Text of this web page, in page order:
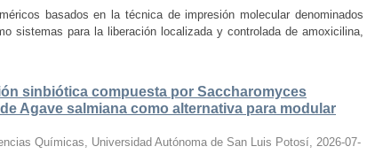
basados en la técnica de impresión molecular denominados
sistemas para la liberación localizada y controlada de amoxicilina,
sinbiótica compuesta por Saccharomyces
Agave salmiana como alternativa para modular
Químicas, Universidad Autónoma de San Luis Potosí, 2026-07-